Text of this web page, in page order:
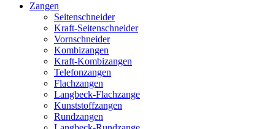
Zangen
Seitenschneider
Kraft-Seitenschneider
Vornschneider
Kombizangen
Kraft-Kombizangen
Telefonzangen
Flachzangen
Langbeck-Flachzange
Kunststoffzangen
Rundzangen